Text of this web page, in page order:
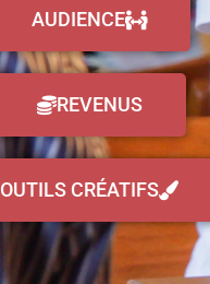
AUDIENCE
REVENUS
OUTILS CRÉATIFS